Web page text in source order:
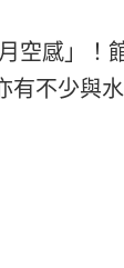
空感」！
有不少與